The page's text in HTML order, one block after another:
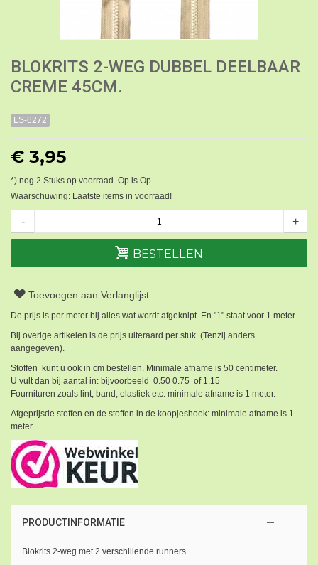
BLOKRITS 2-WEG DUBBEL DEELBAAR
CREME 45CM.
LS-6272
€ 3,95
*) nog 2 Stuks op voorraad. Op is Op.
Waarschuwing: Laatste items in voorraad!
- +
BESTELLEN
Toevoegen aan Verlanglijst
De prijs is per meter bij alles wat wordt afgeknipt. En "1" staat voor 1 meter.
Bij overige artikelen is de prijs uiteraard per stuk. (Tenzij anders
aangegeven).
Stoffen kunt u ook in cm bestellen. Minimale afname is 50 centimeter.
U vult dan bij aantal in: bijvoorbeeld 0.50 0.75 of 1.15
Fournituren zoals lint, band, elastiek etc: minimale afname is 1 meter.
Afgeprijsde stoffen en de stoffen in de koopjeshoek: minimale afname is 1
meter.
PRODUCTINFORMATIE
Blokrits 2-weg met 2 verschillende runners